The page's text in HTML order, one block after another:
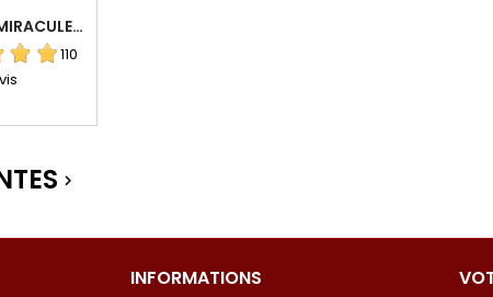
MÉDAILLE MIRACULEUSE DE VIERGE DE LA RUE DU BAC
110

INFORMATIONS